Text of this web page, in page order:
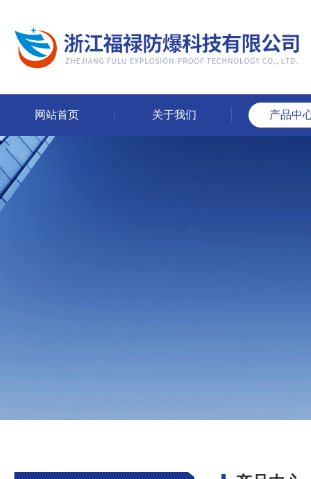
网站首页 关于我们 产品中